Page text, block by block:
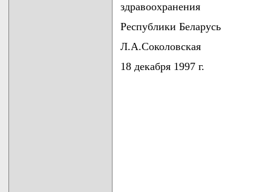
здравоохранения
Республики Беларусь
Л.А.Соколовская
18 декабря 1997 г.